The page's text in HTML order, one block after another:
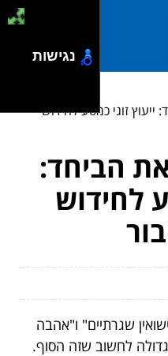
זוגי כמסע לחידוש
הביחד:
לחידוש
שגרתיים" ו"אהבה
לחשוב שזה הסוף.
נגישות